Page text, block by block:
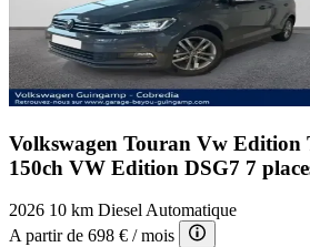
Volkswagen Touran Vw Edition
150ch VW Edition DSG7 7
2026 10 km Diesel Automatique
A partir de 698 € / mois